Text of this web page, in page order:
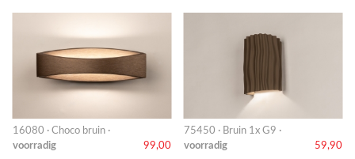
16080 · Choco bruin ·
voorradig
99,00
75450 · Bruin 1x G9 ·
voorradig
59,90